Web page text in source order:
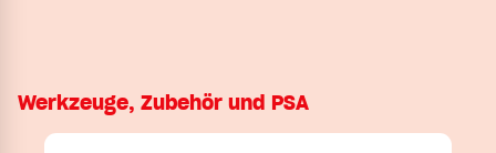
Werkzeuge, Zubehör und PSA